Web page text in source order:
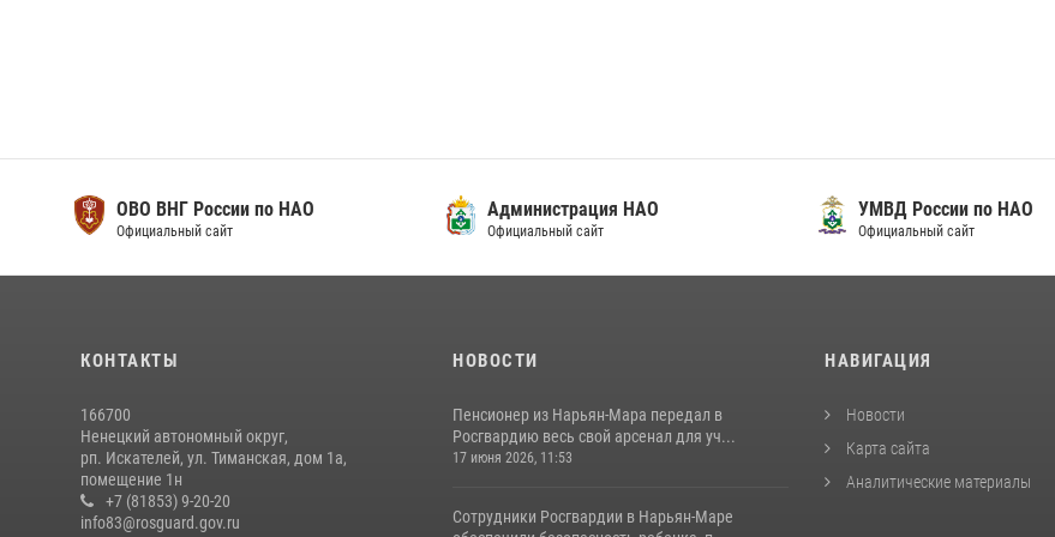
ОВО ВНГ России по НАО
Официальный сайт
Администрация НАО
Официальный сайт
УМВД России по НАО
Официальный сайт
КОНТАКТЫ
166700
Ненецкий автономный округ,
рп. Искателей, ул. Тиманская, дом 1а,
помещение 1н
+7 (81853) 9-20-20
info83@rosguard.gov.ru
НОВОСТИ
Пенсионер из Нарьян-Мара передал в
Росгвардию весь свой арсенал для уч...
17 июня 2026, 11:53
Сотрудники Росгвардии в Нарьян-Маре
НАВИГАЦИЯ
Новости
Карта сайта
Аналитические материалы